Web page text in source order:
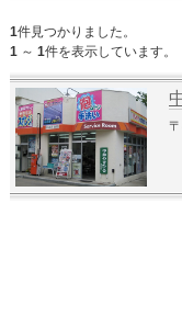
1件見つかりました。
1～ 1件を表示しています。